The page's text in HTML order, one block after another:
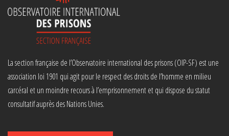
La section française de l’Observatoire international des prisons (OIP-SF) est une
association loi 1901 qui agit pour le respect des droits de l’homme en milieu
carcéral et un moindre recours à l’emprisonnement et qui dispose du statut
consultatif auprès des Nations Unies.